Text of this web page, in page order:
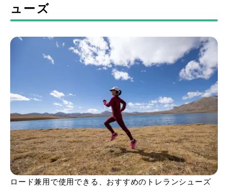
ューズ
ロード兼用で使用できる、おすすめのトレランシューズ